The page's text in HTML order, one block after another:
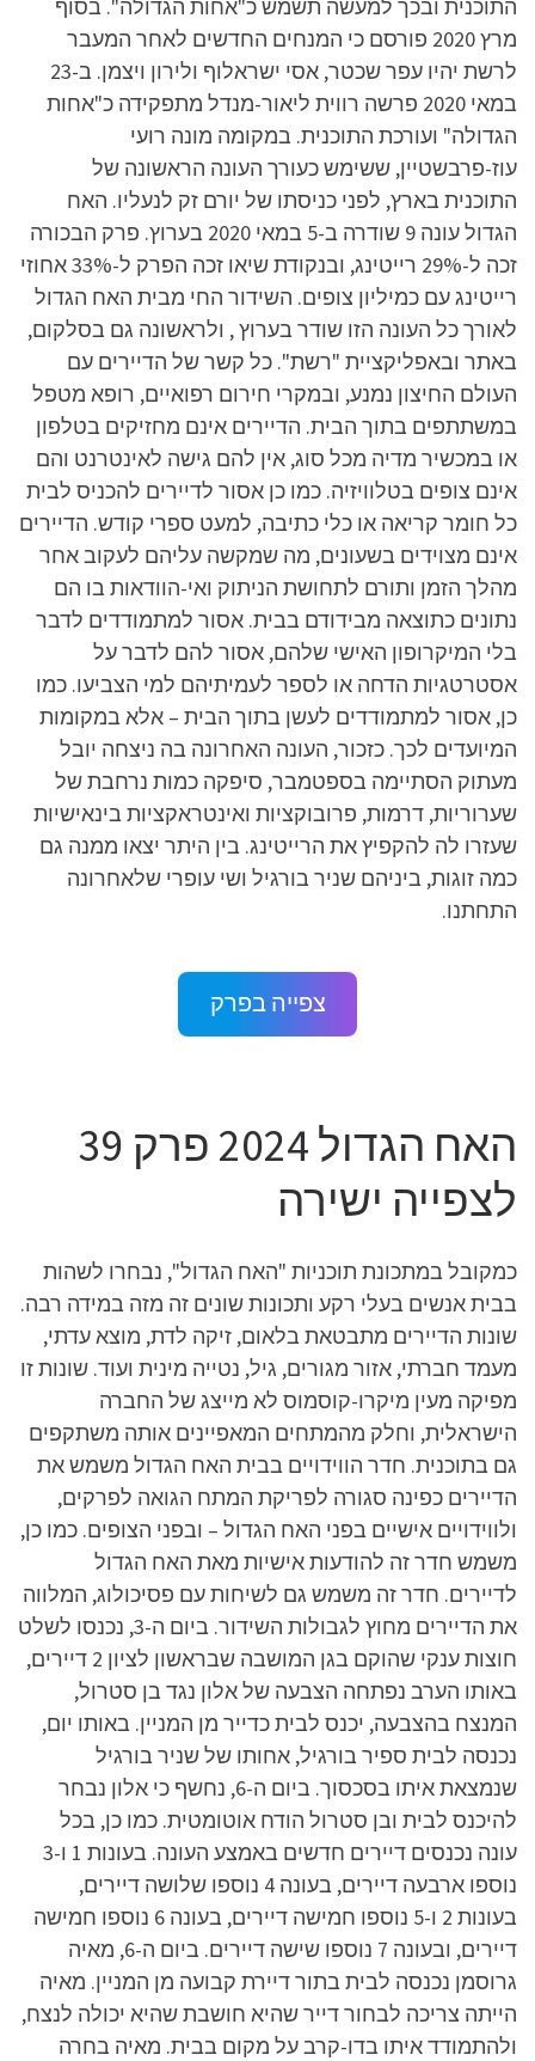
התוכנית ובכך למעשה תשמש כ"אחות הגדולה". בסוף
מרץ 2020 פורסם כי המנחים החדשים לאחר המעבר
לרשת יהיו עפר שכטר, אסי ישראלוף ולירון ויצמן. ב-23
במאי 2020 פרשה רווית ליאור-מנדל מתפקידה כ"אחות
הגדולה" ועורכת התוכנית. במקומה מונה רועי
עוז-פרבשטיין, ששימש כעורך העונה הראשונה של
התוכנית בארץ, לפני כניסתו של יורם זק לנעליו. האח
הגדול עונה 9 שודרה ב-5 במאי 2020 בערוץ. פרק הבכורה
זכה ל-29% רייטינג, ובנקודת שיאו זכה הפרק ל-33% אחוזי
רייטינג עם כמיליון צופים. השידור החי מבית האח הגדול
לאורך כל העונה הזו שודר בערוץ , ולראשונה גם בסלקום,
באתר ובאפליקציית "רשת". כל קשר של הדיירים עם
העולם החיצון נמנע, ובמקרי חירום רפואיים, רופא מטפל
במשתתפים בתוך הבית. הדיירים אינם מחזיקים בטלפון
או במכשיר מדיה מכל סוג, אין להם גישה לאינטרנט והם
אינם צופים בטלוויזיה. כמו כן אסור לדיירים להכניס לבית
כל חומר קריאה או כלי כתיבה, למעט ספרי קודש. הדיירים
אינם מצוידים בשעונים, מה שמקשה עליהם לעקוב אחר
מהלך הזמן ותורם לתחושת הניתוק ואי-הוודאות בו הם
נתונים כתוצאה מבידודם בבית. אסור למתמודדים לדבר
בלי המיקרופון האישי שלהם, אסור להם לדבר על
אסטרטגיות הדחה או לספר לעמיתיהם למי הצביעו. כמו
כן, אסור למתמודדים לעשן בתוך הבית – אלא במקומות
המיועדים לכך. כזכור, העונה האחרונה בה ניצחה יובל
מעתוק הסתיימה בספטמבר, סיפקה כמות נרחבת של
שערוריות, דרמות, פרובוקציות ואינטראקציות בינאישיות
שעזרו לה להקפיץ את הרייטינג. בין היתר יצאו ממנה גם
כמה זוגות, ביניהם שניר בורגיל ושי עופרי שלאחרונה
התחתנו.
צפייה בפרק
האח הגדול 2024 פרק 39
לצפייה ישירה
כמקובל במתכונת תוכניות "האח הגדול", נבחרו לשהות
בבית אנשים בעלי רקע ותכונות שונים זה מזה במידה רבה.
שונות הדיירים מתבטאת בלאום, זיקה לדת, מוצא עדתי,
מעמד חברתי, אזור מגורים, גיל, נטייה מינית ועוד. שונות זו
מפיקה מעין מיקרו-קוסמוס לא מייצג של החברה
הישראלית, וחלק מהמתחים המאפיינים אותה משתקפים
גם בתוכנית. חדר הווידויים בבית האח הגדול משמש את
הדיירים כפינה סגורה לפריקת המתח הגואה לפרקים,
ולווידויים אישיים בפני האח הגדול – ובפני הצופים. כמו כן,
משמש חדר זה להודעות אישיות מאת האח הגדול
לדיירים. חדר זה משמש גם לשיחות עם פסיכולוג, המלווה
את הדיירים מחוץ לגבולות השידור. ביום ה-3, נכנסו לשלט
חוצות ענקי שהוקם בגן המושבה שבראשון לציון 2 דיירים,
באותו הערב נפתחה הצבעה של אלון נגד בן סטרול,
המנצח בהצבעה, יכנס לבית כדייר מן המניין. באותו יום,
נכנסה לבית ספיר בורגיל, אחותו של שניר בורגיל
שנמצאת איתו בסכסוך. ביום ה-6, נחשף כי אלון נבחר
להיכנס לבית ובן סטרול הודח אוטומטית. כמו כן, בכל
עונה נכנסים דיירים חדשים באמצע העונה. בעונות 1 ו-3
נוספו ארבעה דיירים, בעונה 4 נוספו שלושה דיירים,
בעונות 2 ו-5 נוספו חמישה דיירים, בעונה 6 נוספו חמישה
דיירים, ובעונה 7 נוספו שישה דיירים. ביום ה-6, מאיה
גרוסמן נכנסה לבית בתור דיירת קבועה מן המניין. מאיה
הייתה צריכה לבחור דייר שהיא חושבת שהיא יכולה לנצח,
ולהתמודד איתו בדו-קרב על מקום בבית. מאיה בחרה